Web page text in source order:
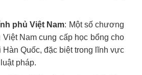
phủ Việt Nam: Một số chương
Nam cung cấp học bổng cho
Hàn Quốc, đặc biệt trong lĩnh vực
pháp.